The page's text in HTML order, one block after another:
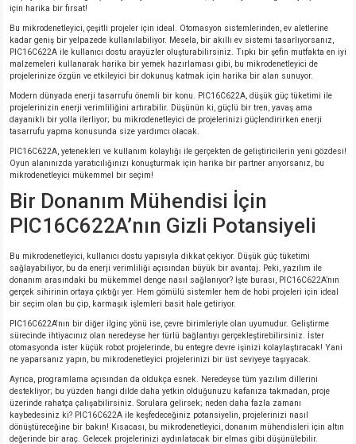
MARKA)
için harika bir fırsat!
Bu mikrodenetleyici, çeşitli projeler için ideal. Otomasyon sistemlerinden, ev aletlerine
kadar geniş bir yelpazede kullanılabiliyor. Mesela, bir akıllı ev sistemi tasarlıyorsanız,
PIC16C622A ile kullanıcı dostu arayüzler oluşturabilirsiniz. Tıpkı bir şefin mutfakta en iyi
malzemeleri kullanarak harika bir yemek hazırlaması gibi, bu mikrodenetleyici de
projelerinize özgün ve etkileyici bir dokunuş katmak için harika bir alan sunuyor.
Modern dünyada enerji tasarrufu önemli bir konu. PIC16C622A, düşük güç tüketimi ile
projelerinizin enerji verimliliğini artırabilir. Düşünün ki, güçlü bir tren, yavaş ama
dayanıklı bir yolla ilerliyor; bu mikrodenetleyici de projelerinizi güçlendirirken enerji
tasarrufu yapma konusunda size yardımcı olacak.
PIC16C622A, yetenekleri ve kullanım kolaylığı ile gerçekten de geliştiricilerin yeni gözdesi!
Oyun alanınızda yaratıcılığınızı konuşturmak için harika bir partner arıyorsanız, bu
mikrodenetleyici mükemmel bir seçim!
Bir Donanım Mühendisi İçin
PIC16C622A’nın Gizli Potansiyeli
Bu mikrodenetleyici, kullanıcı dostu yapısıyla dikkat çekiyor. Düşük güç tüketimi
sağlayabiliyor, bu da enerji verimliliği açısından büyük bir avantaj. Peki, yazılım ile
donanım arasındaki bu mükemmel denge nasıl sağlanıyor? İşte burası, PIC16C622A’nın
gerçek sihirinin ortaya çıktığı yer. Hem gömülü sistemler hem de hobi projeleri için ideal
bir seçim olan bu çip, karmaşık işlemleri basit hale getiriyor.
PIC16C622A'nın bir diğer ilginç yönü ise, çevre birimleriyle olan uyumudur. Geliştirme
sürecinde ihtiyacınız olan neredeyse her türlü bağlantıyı gerçekleştirebilirsiniz. İster
otomasyonda ister küçük robot projelerinde, bu entegre devre işinizi kolaylaştıracak! Yani
ne yaparsanız yapın, bu mikrodenetleyici projelerinizi bir üst seviyeye taşıyacak.
Ayrıca, programlama açısından da oldukça esnek. Neredeyse tüm yazılım dillerini
destekliyor; bu yüzden hangi dilde daha yetkin olduğunuzu kafanıza takmadan, proje
üzerinde rahatça çalışabilirsiniz. Sorulara gelirsek; neden daha fazla zamanı
kaybedesiniz ki? PIC16C622A ile keşfedeceğiniz potansiyelin, projelerinizi nasıl
dönüştüreceğine bir bakın! Kısacası, bu mikrodenetleyici, donanım mühendisleri için altın
değerinde bir araç. Gelecek projelerinizi aydınlatacak bir elmas gibi düşünülebilir.